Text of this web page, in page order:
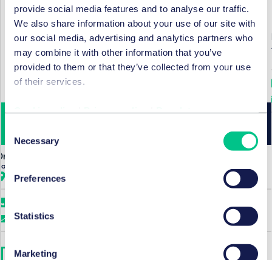
provide social media features and to analyse our traffic.
We also share information about your use of our site with
our social media, advertising and analytics partners who
may combine it with other information that you’ve
provided to them or that they’ve collected from your use
of their services.
Selection
Necessary
Preferences
Statistics
Marketing
Hendrik Boss
München
E-Mail